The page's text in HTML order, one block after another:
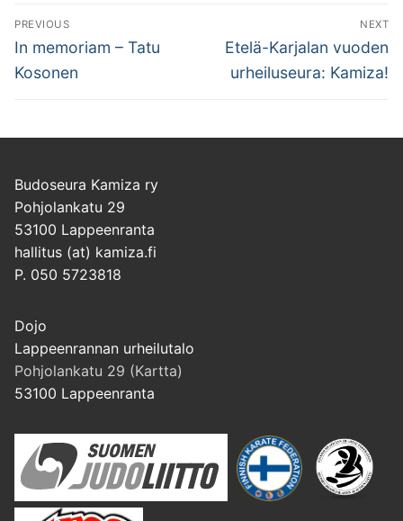
Artikkelien
selaus
PREVIOUS
Previous
post:
In memoriam – Tatu
Kosonen
NEXT
Next
post:
Etelä-Karjalan vuoden
urheiluseura: Kamiza!
Budoseura Kamiza ry
Pohjolankatu 29
53100 Lappeenranta
hallitus (at) kamiza.fi
P. 050 5723818
Dojo
Lappeenrannan urheilutalo
Pohjolankatu 29 (Kartta)
53100 Lappeenranta